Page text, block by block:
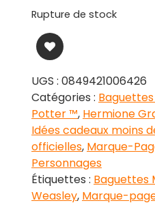
Rupture de stock
UGS : 0849421006426
Catégories :
Potter ™, Hermione
Idées cadeaux moins
officielles, Marque-
Personnages
Étiquettes : Baguettes
Weasley, Marque-